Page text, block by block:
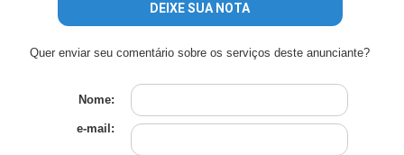
DEIXE SUA NOTA
Quer enviar seu comentário sobre os serviços deste anunciante?
Nome:
e-mail: